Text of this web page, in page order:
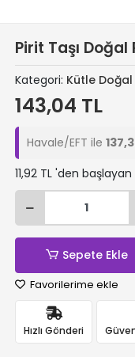
Pirit Taşı
Kategori: Kütle
143,04 TL
Havale/EFT ile
11,92 TL 'den
Sepete Ekle
Favorilerime ekle
Hızlı Gönderi